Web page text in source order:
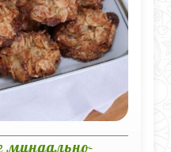
миндально-